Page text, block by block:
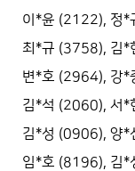
이*윤 (2122), 정
최*규 (3758), 김*
변*호 (2964), 강
김*석 (2060), 서*
김*성 (0906), 양
임*호 (8196), 김*